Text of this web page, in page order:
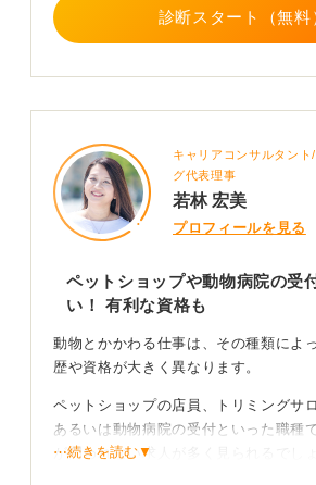
立つでしょう。
ることから始めてみてください。
診断スタート（無料
キャリアコンサルタン
グ代表理事
若林 宏美
プロフィールを見る
ペットショップや動物病院の受
い！ 有利な資格も
動物とかかわる仕事は、その種類によ
歴や資格が大きく異なります。
ペットショップの店員、トリミングサ
あるいは動物病院の受付といった職種
が問われない求人が多く見られるでしょ
⋯続きを読む▼